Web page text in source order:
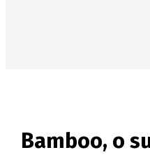
Bamboo, o